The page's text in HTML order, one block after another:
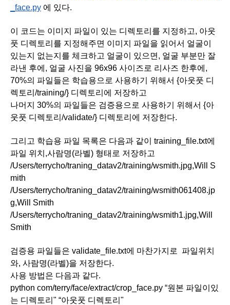
_face.py 에 있다.
이 코드는 이미지 파일이 있는 디렉토리를 지정하고, 아웃
풋 디렉토리를 지정해주면 이미지 파일을 읽어서 얼굴이
있는지 없는지를 체크하고 얼굴이 있으면, 얼굴 부분만 잘
라낸 후에, 얼굴 사진을 96x96 사이즈로 리사즈 한후에,
70%의 파일들은 학습용으로 사용하기 위해서 {아웃풋 디
렉토리/training/} 디렉토리에 저장하고
나머지 30%의 파일들은 검증용으로 사용하기 위해서 {아
웃풋 디렉토리/validate/} 디렉토리에 저장한다.
그리고 학습용 파일 목록은 다음과 같이 training_file.txt에
파일 위치,사람명(라벨) 형태로 저장하고
/Users/terrycho/traning_datav2/training/wsmith.jpg,Will S
mith
/Users/terrycho/traning_datav2/training/wsmith061408.jp
g,Will Smith
/Users/terrycho/traning_datav2/training/wsmith1.jpg,Will
Smith
검증용 파일들은 validate_file.txt에 마찬가지로  파일위치
와, 사람명(라벨)을 저장한다.
사용 방법은 다음과 같다.
python com/terry/face/extract/crop_face.py “원본 파일이있
는 디렉토리" “아웃풋 디렉토리"